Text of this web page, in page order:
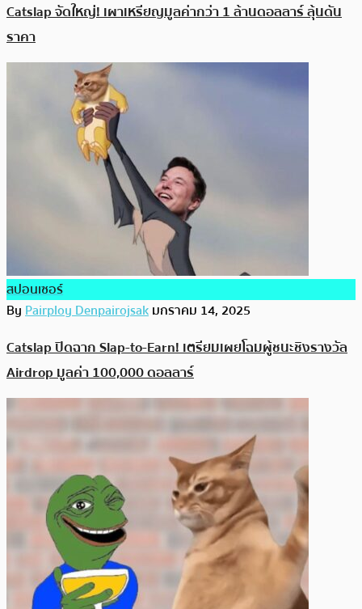
Catslap จัดใหญ่! เผาเหรียญมูลค่ากว่า 1 ล้านดอลลาร์ ลุ้นดัน
ราคา
สปอนเซอร์
ByPairploy Denpairojsakมกราคม 14, 2025
Catslap ปิดฉาก Slap-to-Earn! เตรียมเผยโฉมผู้ชนะชิงรางวัล
Airdrop มูลค่า 100,000 ดอลลาร์